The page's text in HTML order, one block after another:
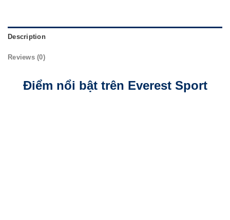
Description
Reviews (0)
Điểm nổi bật trên Everest Sport